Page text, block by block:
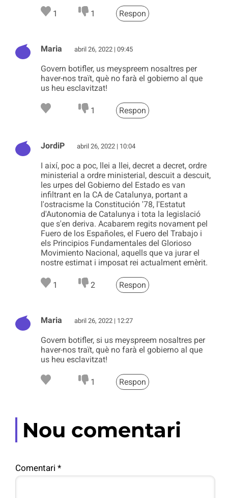
1 1 Respon
Maria abril 26, 2022 | 09:45
Govern botifler, us meyspreem nosaltres per
haver-nos traït, què no farà el gobierno al que
us heu esclavitzat!
1 Respon
JordiP abril 26, 2022 | 10:04
I així, poc a poc, llei a llei, decret a decret, ordre
ministerial a ordre ministerial, descuit a descuit,
les urpes del Gobierno del Estado es van
infiltrant en la CA de Catalunya, portant a
l'ostracisme la Constitución '78, l'Estatut
d'Autonomia de Catalunya i tota la legislació
que s'en deriva. Acabarem regits novament pel
Fuero de los Españoles, el Fuero del Trabajo i
els Principios Fundamentales del Glorioso
Movimiento Nacional, aquells que va jurar el
nostre estimat i imposat rei actualment emèrit.
1 2 Respon
Maria abril 26, 2022 | 12:27
Govern botifler, si us meyspreem nosaltres per
haver-nos traït, què no farà el gobierno al que
us heu esclavitzat!
1 Respon
Nou comentari
Comentari *